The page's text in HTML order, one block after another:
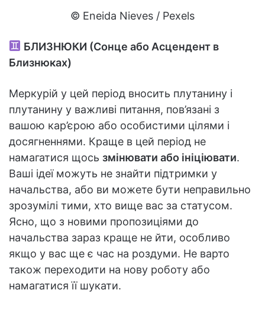
© Eneida Nieves / Pexels
БЛИЗНЮКИ (Сонце або Асцендент в
Близнюках)
Меркурій у цей період вносить плутанину і
плутанину у важливі питання, пов’язані з
вашою кар’єрою або особистими цілями і
досягненнями. Краще в цей період не
намагатися щось змінювати або ініціювати.
Ваші ідеї можуть не знайти підтримки у
начальства, або ви можете бути неправильно
зрозумілі тими, хто вище вас за статусом.
Ясно, що з новими пропозиціями до
начальства зараз краще не йти, особливо
якщо у вас ще є час на роздуми. Не варто
також переходити на нову роботу або
намагатися її шукати.